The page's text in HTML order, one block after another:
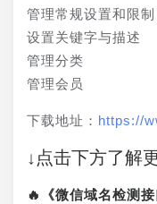
管理常规设置和限制
设置关键字与描述
管理分类
管理会员
下载地址： https://
↓点击下方了解
🔥《微信域名检测